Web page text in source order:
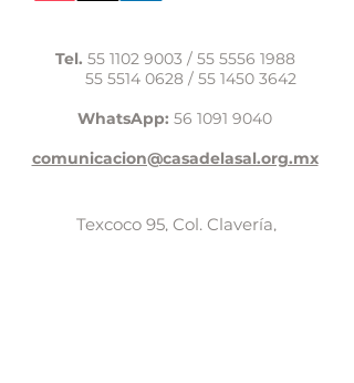
Tel. 55 1102 9003 / 55 5556 1988
55 5514 0628/ 55 1450 3642
WhatsApp: 56 1091 9040
comunicacion@casadelasal.org.mx
Texcoco 95, Col. Clavería,